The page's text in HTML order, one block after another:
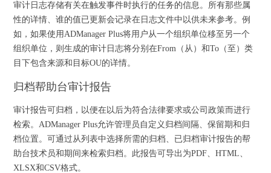
审计日志存储有关在触发事件时执行的任务的信息。所有那些属
性的详情、谁的值已更新会记录在日志文件中以供未来参考。例
如，如果使用ADManager Plus将用户从一个组织单位移至另一个
组织单位，则生成的审计日志将分别在From（从）和To（至）类
目下包含来源和目标OU的详情。
归档帮助台审计报告
审计报告可归档，以便在以后为符合法律要求或公司政策而进行
检索。ADManager Plus允许管理员自定义归档间隔、保留期和归
档位置。可通过从列表中选择所需的归档、已归档审计报告的帮
助台技术员和期间来检索归档。此报告可导出为PDF、HTML、
XLSX和CSV格式。